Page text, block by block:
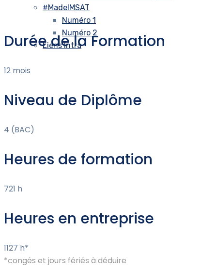
#MadeIMSAT
Numéro 1
Numéro 2
Liens Intra
Durée de la Formation
12 mois
Niveau de Diplôme
4 (BAC)
Heures de formation
721 h
Heures en entreprise
1127 h*
*congés et jours fériés à déduire